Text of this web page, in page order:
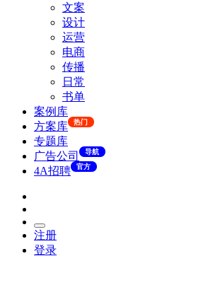
文案
设计
运营
电商
传播
日常
书单
案例库
方案库
热门
专题库
广告公司
导航
4A招聘 官方
注册
登录